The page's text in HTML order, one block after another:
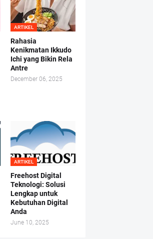
ARTIKEL
Rahasia
Kenikmatan Ikkudo
Ichi yang Bikin Rela
Antre
December 06, 2025
ARTIKEL
Freehost Digital
Teknologi: Solusi
Lengkap untuk
Kebutuhan Digital
Anda
June 10, 2025